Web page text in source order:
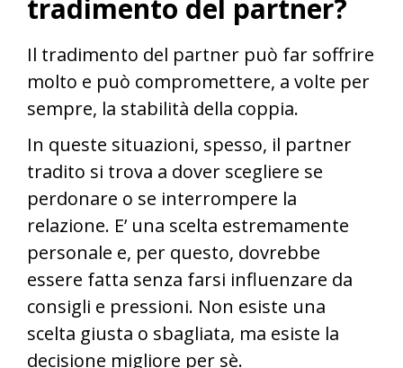
tradimento del partner?
Il tradimento del partner può far soffrire
molto e può compromettere, a volte per
sempre, la stabilità della coppia.
In queste situazioni, spesso, il partner
tradito si trova a dover scegliere se
perdonare o se interrompere la
relazione. E’ una scelta estremamente
personale e, per questo, dovrebbe
essere fatta senza farsi influenzare da
consigli e pressioni. Non esiste una
scelta giusta o sbagliata, ma esiste la
decisione migliore per sè.